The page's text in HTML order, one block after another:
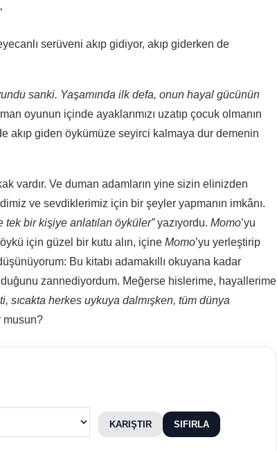
serüveni akıp gidiyor, akıp giderken de
sanki. Yaşamında ilk defa, onun hayal gücünün
oyunun içinde ayaklarımızı uzatıp çocuk olmanın
akıp giden öykümüze seyirci kalmaya dur demenin
vardır. Ve duman adamların yine sizin elinizden
ve sevdiklerimiz için bir şeyler yapmanın imkânı.
tek bir kişiye anlatılan öyküler”yazıyordu. Momo’yu
için güzel bir kutu alın, içine Momo’yu yerleştirip
Bu kitabı adamakıllı okuyana kadar
zannediyordum. Meğerse hislerime, hayallerime
sıcakta herkes uykuya dalmışken, tüm dünya
musun?
KARIŞTIR SIFIRLA